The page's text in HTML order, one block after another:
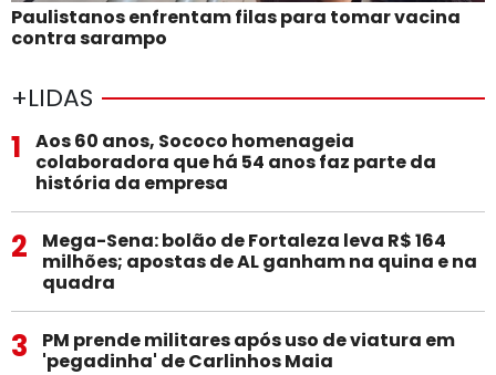
Paulistanos enfrentam filas para tomar vacina
contra sarampo
+LIDAS
1
Aos 60 anos, Sococo homenageia
colaboradora que há 54 anos faz parte da
história da empresa
2
Mega-Sena: bolão de Fortaleza leva R$ 164
milhões; apostas de AL ganham na quina e na
quadra
3
PM prende militares após uso de viatura em
'pegadinha' de Carlinhos Maia